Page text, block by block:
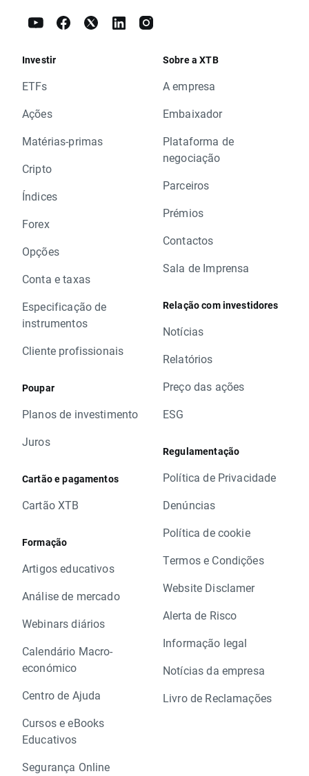
Investir
ETFs
Ações
Matérias-primas
Cripto
Índices
Forex
Opções
Conta e taxas
Especificação de
instrumentos
Cliente profissionais
Poupar
Planos de investimento
Juros
Cartão e pagamentos
Cartão XTB
Formação
Artigos educativos
Análise de mercado
Webinars diários
Calendário Macro-
económico
Centro de Ajuda
Cursos e eBooks
Educativos
Segurança Online
Sobre a XTB
A empresa
Embaixador
Plataforma de
negociação
Parceiros
Prémios
Contactos
Sala de Imprensa
Relação com investidores
Notícias
Relatórios
Preço das ações
ESG
Regulamentação
Política de Privacidade
Denúncias
Política de cookie
Termos e Condições
Website Disclamer
Alerta de Risco
Informação legal
Notícias da empresa
Livro de Reclamações